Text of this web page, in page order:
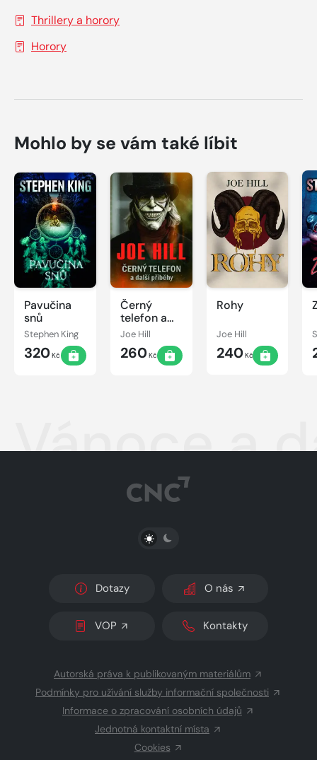
Thrillery a horory
Horory
Mohlo by se vám také líbit
Pavučina
snů
Stephen King
320Kč
Černý
telefon a
další
Joe Hill
260Kč
Rohy
Joe Hill
240Kč
Vánoce a
PŘEPNOUT SVĚTLÝ/TMAVÝ REŽIM
Dotazy O nás
VOP Kontakty
Autorská práva k publikovaným materiálům
Podmínky pro užívání služby informační společnosti
Informace o zpracování osobních údajů
Jednotná kontaktní místa
Cookies